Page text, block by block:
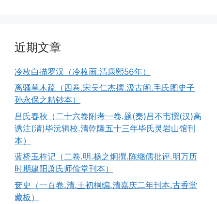
近期文章
冷枚白描罗汉（冷枚画.清康熙56年）
离骚草木疏（四卷.宋吴仁杰撰.汲古阁.毛氏图史子
孙永保之精钞本）
吕氏春秋（二十六卷附考一卷.题(秦)吕不韦撰(汉)高
诱注(清)毕沅辑校.清乾隆五十三年毕氏灵岩山馆刊
本）
蓝桥玉杵记（二卷.明.杨之炯撰.陈继儒批评.明万历
时期建阳萧氏师俭堂刊本）
奁史（一百卷.清.王初桐编.清嘉庆二年刊本.古香堂
藏板）